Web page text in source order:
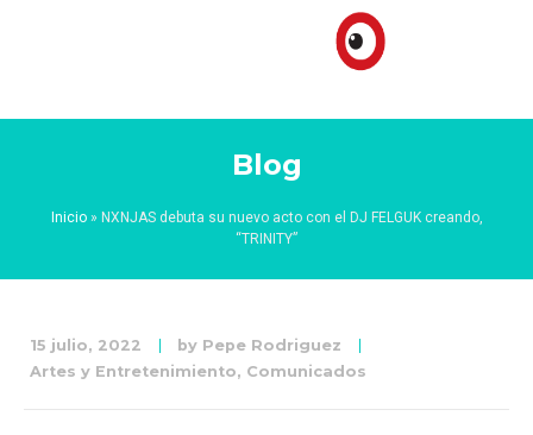
Blog
Inicio» NXNJAS debuta su nuevo acto con el DJ FELGUK creando,
“TRINITY”
15 julio, 2022 by Pepe Rodriguez
Artes y Entretenimiento, Comunicados